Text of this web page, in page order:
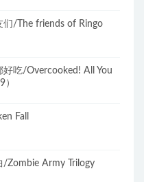
们/The friends of Ringo
好吃/Overcooked! All You
Fall
/Zombie Army Trilogy